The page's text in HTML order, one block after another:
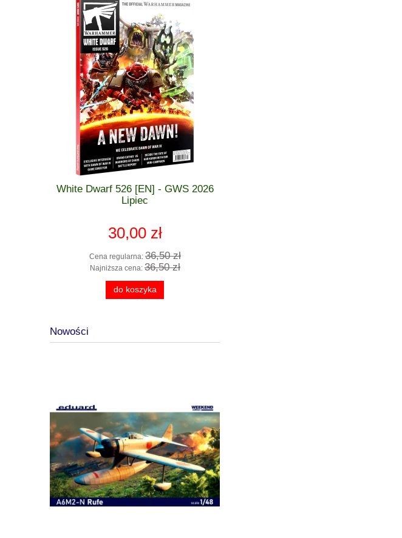
White Dwarf 526 [EN] - GWS 2026
Lipiec
30,00 zł
Cena regularna: 36,50 zł
Najniższa cena: 36,50 zł
do koszyka
Nowości